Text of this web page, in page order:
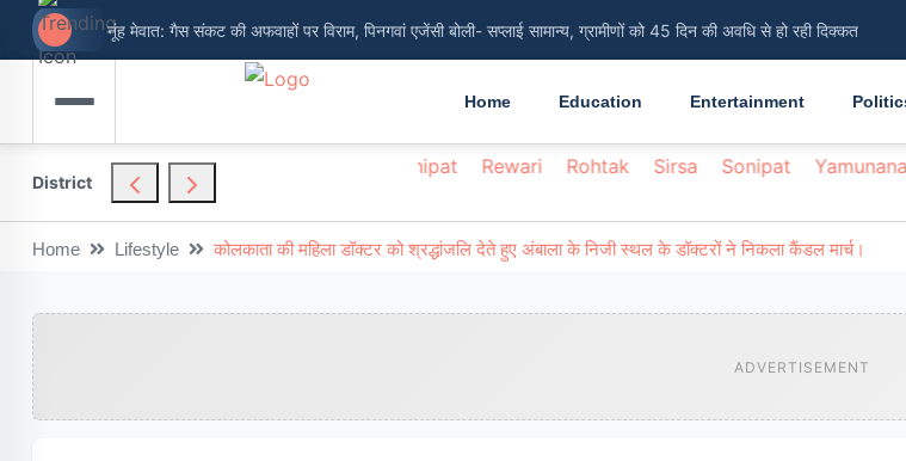
नूंह मेवात: गैस संकट की अफवाहों पर विराम, पिनगवां एजेंसी बोली- सप्लाई सामान्य, ग्रामीणों को 45 दिन की अवधि से हो रही दिक्कत
Home Education Entertainment
District
Nuh Palwal Panipat Rewari Rohtak Sirsa Sonipat
Home Lifestyle कोलकाता की महिला डॉक्टर को श्रद्धांजलि देते हुए अंबाला के निजी स्थल के डॉक्टरों ने निकला कैंडल मार्च।
ADVERTISEMENT